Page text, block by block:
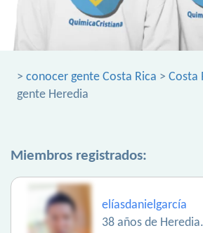
> conocer gente Costa Rica > Costa
gente Heredia
Miembros registrados:
elíasdanielgarcía
38 años de Heredia.